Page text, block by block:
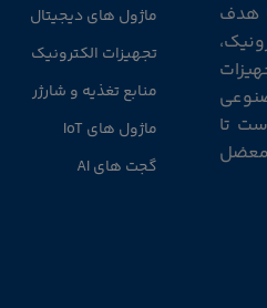
هدف
تا
معضل
ماژول های دیجیتال
تجهیزات الکترونیک
منابع تغذیه و شارژر
ماژول های IoT
گجت های AI